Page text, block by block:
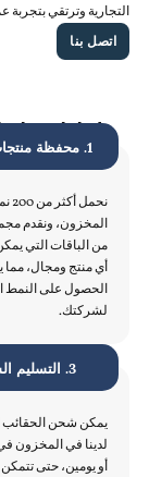
التجارية وترتقي
اتصل بنا
لماذا
1. محفظة منتجات كبيرة
نحمل
المخزون، ونقدم
من الباقات التي
أي منتج ومجال،
الحصول على النمط
لشركتك.
3. التسليم السريع
يمكن شحن الحقائب
لدينا في المخزون
أو يومين، حتى